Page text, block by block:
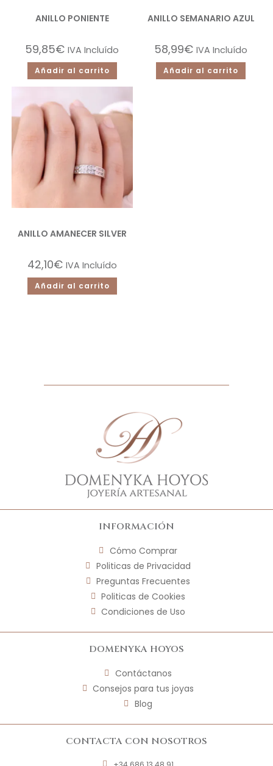
ANILLO PONIENTE
59,85€ IVA Incluído
Añadir al carrito
ANILLO SEMANARIO AZUL
58,99€ IVA Incluído
Añadir al carrito
ANILLO AMANECER SILVER
42,10€ IVA Incluído
Añadir al carrito
INFORMACIÓN
Cómo Comprar
Politicas de Privacidad
Preguntas Frecuentes
Politicas de Cookies
Condiciones de Uso
DOMENYKA HOYOS
Contáctanos
Consejos para tus joyas
Blog
CONTACTA CON NOSOTROS